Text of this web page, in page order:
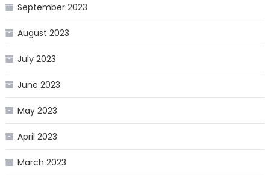
September 2023
August 2023
July 2023
June 2023
May 2023
April 2023
March 2023